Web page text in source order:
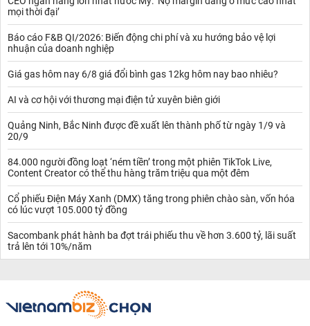
mọi thời đại’
Báo cáo F&B QI/2026: Biến động chi phí và xu hướng bảo vệ lợi
nhuận của doanh nghiệp
Giá gas hôm nay 6/8 giá đổi bình gas 12kg hôm nay bao nhiêu?
AI và cơ hội với thương mại điện tử xuyên biên giới
Quảng Ninh, Bắc Ninh được đề xuất lên thành phố từ ngày 1/9 và
20/9
84.000 người đồng loạt ‘ném tiền’ trong một phiên TikTok Live,
Content Creator có thể thu hàng trăm triệu qua một đêm
Cổ phiếu Điện Máy Xanh (DMX) tăng trong phiên chào sàn, vốn hóa
có lúc vượt 105.000 tỷ đồng
Sacombank phát hành ba đợt trái phiếu thu về hơn 3.600 tỷ, lãi suất
trả lên tới 10%/năm